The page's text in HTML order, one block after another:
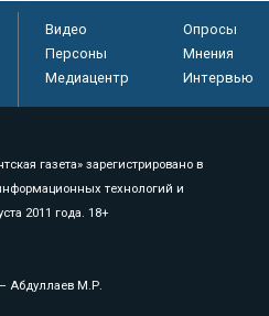
Видео Опросы
Персоны
Мнения
Медиацентр
Интервью
газета» зарегистрировано в
технологий и
2011 года. 18+
Абдуллаев М.Р.